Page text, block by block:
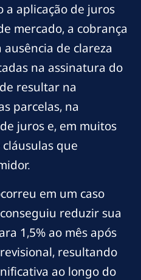
aplicação de juros
mercado, a cobrança
de clareza
na assinatura do
resultar na
parcelas, na
juros e, em muitos
que
em um caso
reduzir sua
1,5% ao mês após
resultando
ao longo do